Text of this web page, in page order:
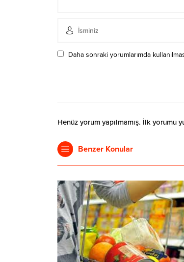
Daha sonraki yorumlarımda
Henüz yorum yapılmamış. İlk yorumu
Benzer Konular